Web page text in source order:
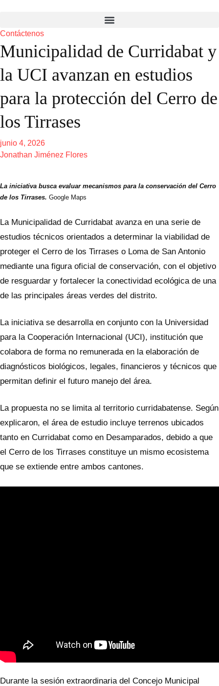
Contáctenos
Municipalidad de Curridabat y
la UCI avanzan en estudios
para la protección del Cerro de
los Tirrases
junio 4, 2026
Jonathan Jiménez Flores
La iniciativa busca evaluar mecanismos para la conservación del Cerro
de los Tirrases. Google Maps
La Municipalidad de Curridabat avanza en una serie de
estudios técnicos orientados a determinar la viabilidad de
proteger el Cerro de los Tirrases o Loma de San Antonio
mediante una figura oficial de conservación, con el objetivo
de resguardar y fortalecer la conectividad ecológica de una
de las principales áreas verdes del distrito.
La iniciativa se desarrolla en conjunto con la Universidad
para la Cooperación Internacional (UCI), institución que
colabora de forma no remunerada en la elaboración de
diagnósticos biológicos, legales, financieros y técnicos que
permitan definir el futuro manejo del área.
La propuesta no se limita al territorio curridabatense. Según
explicaron, el área de estudio incluye terrenos ubicados
tanto en Curridabat como en Desamparados, debido a que
el Cerro de los Tirrases constituye un mismo ecosistema
que se extiende entre ambos cantones.
Durante la sesión extraordinaria del Concejo Municipal